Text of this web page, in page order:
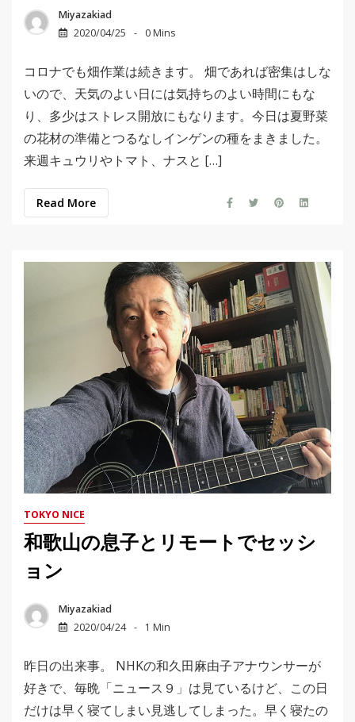
Miyazakiad
2020/04/25
0 Mins
コロナでも畑作業は続きます。 畑であれば密集はしな
いので、天気のよい日には気持ちのよい時間にもな
り、多少はストレス開放にもなります。今日は夏野菜
の花材の準備とつるなしインゲンの種をまきました。
来週キュウリやトマト、ナスと […]
Read More
TOKYO NICE
和歌山の息子とリモートでセッシ
ョン
Miyazakiad
2020/04/24
1 Min
昨日の出来事。 NHKの和久田麻由子アナウンサーが
好きで、毎晩「ニュース９」は見ているけど、この日
だけは早く寝てしまい見逃してしまった。早く寝たの